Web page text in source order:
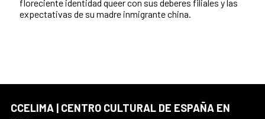
floreciente identidad queer con sus deberes filiales y las
expectativas de su madre inmigrante china.
CCELIMA | CENTRO CULTURAL DE ESPAÑA EN